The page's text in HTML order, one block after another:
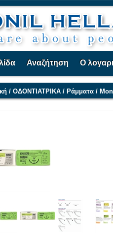
Αναζήτηση Ο
/ ΟΔΟΝΤΙΑΤΡΙΚΑ / Ράμματα /